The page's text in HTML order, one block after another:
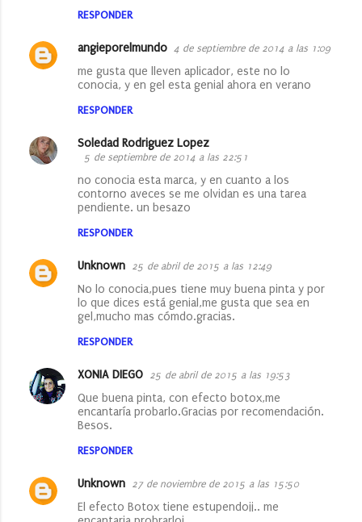
o
s
RESPONDER
angieporelmundo 4 de septiembre de 2014 a las 1:09
me gusta que lleven aplicador, este no lo
conocia, y en gel esta genial ahora en verano
RESPONDER
Soledad Rodriguez Lopez
5 de septiembre de 2014 a las 22:51
no conocia esta marca, y en cuanto a los
contorno aveces se me olvidan es una tarea
pendiente. un besazo
RESPONDER
Unknown 25 de abril de 2015 a las 12:49
No lo conocia,pues tiene muy buena pinta y por
lo que dices está genial,me gusta que sea en
gel,mucho mas cómdo.gracias.
RESPONDER
XONIA DIEGO 25 de abril de 2015 a las 19:53
Que buena pinta, con efecto botox,me
encantaría probarlo.Gracias por recomendación.
Besos.
RESPONDER
Unknown 27 de noviembre de 2015 a las 15:50
El efecto Botox tiene estupendo¡¡.. me